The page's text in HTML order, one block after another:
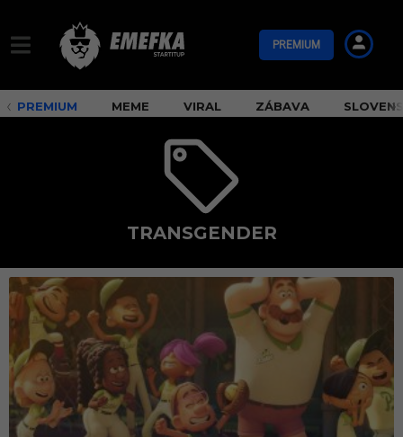
PREMIUM
PREMIUM MEME VIRAL ZÁBAVA
TRANSGENDER
t
r
a
n
s
g